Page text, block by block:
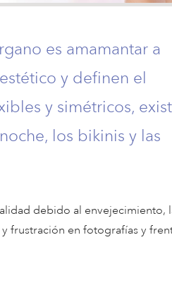
es amamantar a
y definen el
y simétricos,
los bikinis y las
debido al envejecimiento,
frustración en fotografías y